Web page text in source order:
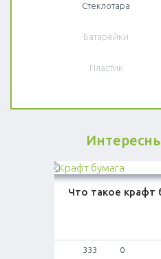
Стеклотара
Батарейки
Пластик
Что такое крафт
333 0